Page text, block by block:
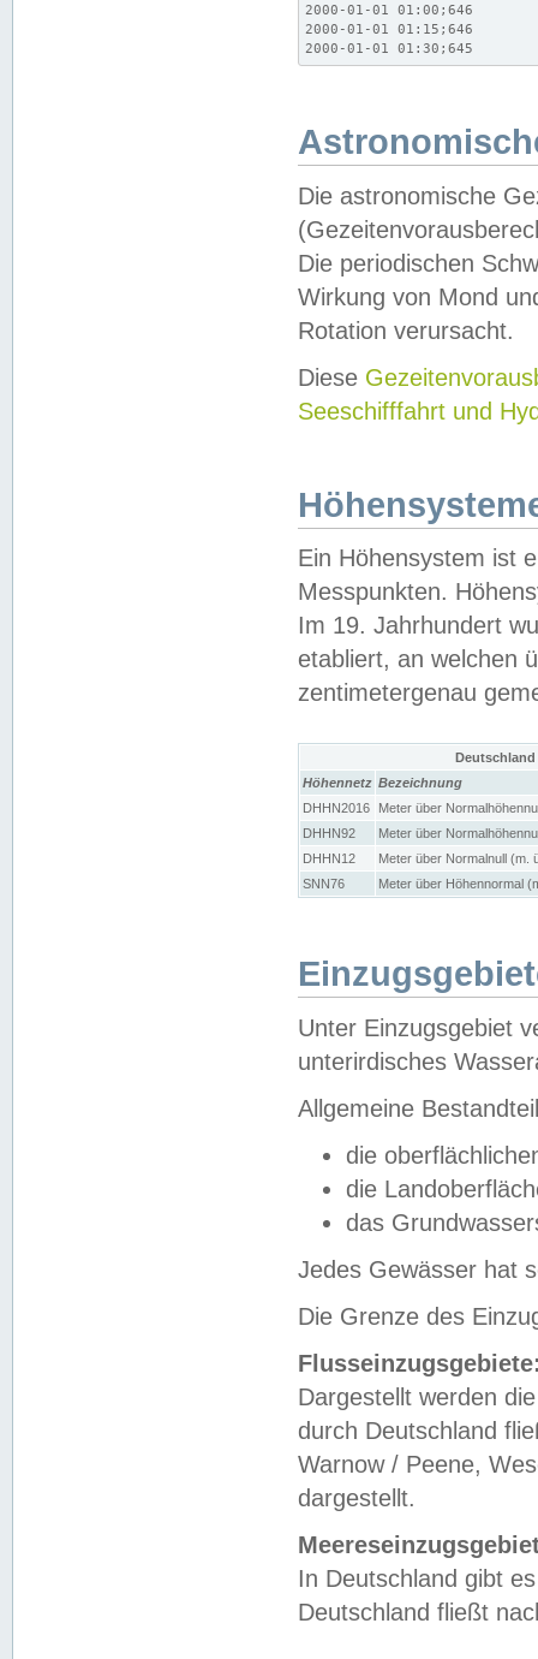
2000-01-01 01:00;646
2000-01-01 01:15;646
2000-01-01 01:30;645
Die astronomische
Die periodischen
Wirkung von Mond
Rotation verursacht.
Diese
Seeschifffahrt und
Ein Höhensystem ist
Messpunkten.
Im 19. Jahrhundert
etabliert, an welchen
zentimetergenau
Höhennetz Bezeichnung
DHHN2016
Meter über
DHHN92
Meter über
DHHN12
Meter über Normalnull (m.
SNN76
Meter über Höhennormal
Unter Einzugsgebiet
unterirdisches
Allgemeine
die
die
das
Jedes Gewässer hat
Die Grenze des
Dargestellt werden
durch Deutschland
Warnow / Peene,
dargestellt.
In Deutschland gibt
Deutschland fließt